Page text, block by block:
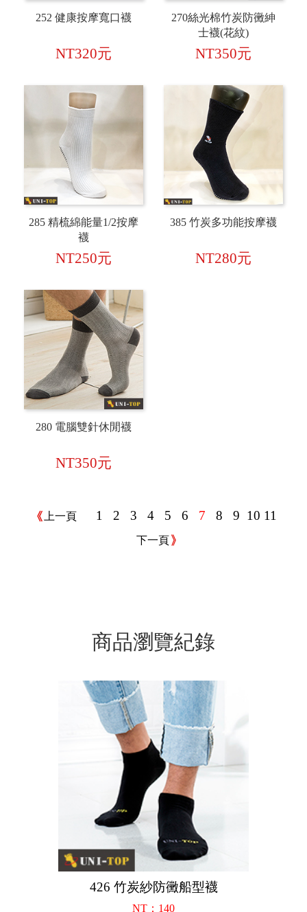
252 健康按摩寬口襪
NT320元
270絲光棉竹炭防黴紳
士襪(花紋)
NT350元
285 精梳綿能量1/2按摩
襪
NT250元
385 竹炭多功能按摩襪
NT280元
280 電腦雙針休閒襪
NT350元
上一頁 1 2 3 4 5 6 7 8 9 10 11
下一頁
商品瀏覽紀錄
426 竹炭紗防黴船型襪
NT：140